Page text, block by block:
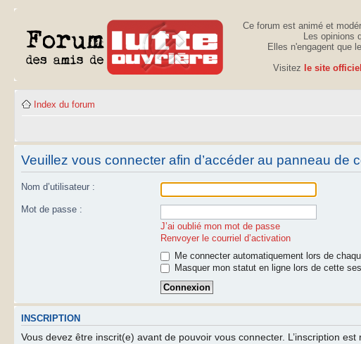
Ce forum est animé et
Les opinions
Elles n'engagent que
Visitez le site
Index du forum
Veuillez vous connecter afin d’accéder au panneau de
Nom d’utilisateur :
Mot de passe :
J’ai oublié mon mot de passe
Renvoyer le courriel d’activation
Me connecter automatiquement lors de
Masquer mon statut en ligne lors de cette
INSCRIPTION
Vous devez être inscrit(e) avant de pouvoir vous connecter. L’inscription